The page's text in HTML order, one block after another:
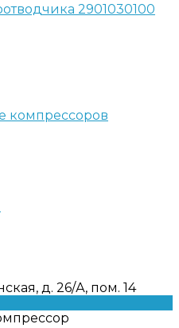
2901030100
компрессоров
д. 26/А, пом. 14